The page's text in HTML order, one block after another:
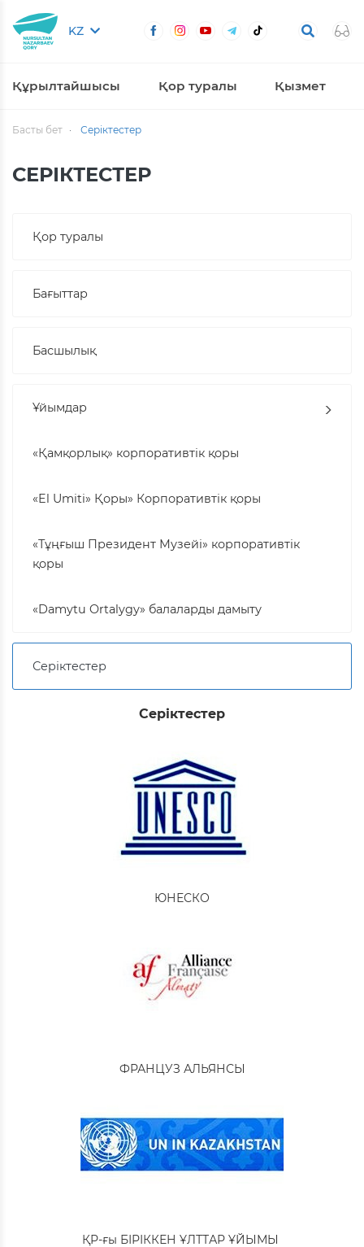
KZ
Құрылтайшысы Қор туралы Қызмет
Басты бет Серіктестер
СЕРІКТЕСТЕР
Қор туралы
Бағыттар
Басшылық
Ұйымдар
«Қамқорлық» корпоративтік қоры
«El Umiti» Қоры» Корпоративтік қоры
«Тұңғыш Президент Музейі» корпоративтік
қоры
«Damytu Ortalygy» балаларды дамыту
Серіктестер
Серіктестер
ЮНЕСКО
ФРАНЦУЗ АЛЬЯНСЫ
ҚР-ғы БІРІККЕН ҰЛТТАР ҰЙЫМЫ